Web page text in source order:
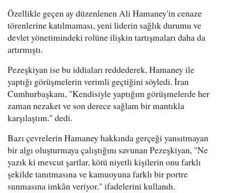
Özellikle geçen ay düzenlenen Ali Hamaney'in cenaze
törenlerine katılmaması, yeni liderin sağlık durumu ve
devlet yönetimindeki rolüne ilişkin tartışmaları daha da
artırmıştı.
Pezeşkiyan ise bu iddiaları reddederek, Hamaney ile
yaptığı görüşmelerin verimli geçtiğini söyledi. İran
Cumhurbaşkanı, "Kendisiyle yaptığım görüşmelerde her
zaman nezaket ve son derece sağlam bir mantıkla
karşılaştım." dedi.
Bazı çevrelerin Hamaney hakkında gerçeği yansıtmayan
bir algı oluşturmaya çalıştığını savunan Pezeşkiyan, "Ne
yazık ki mevcut şartlar, kötü niyetli kişilerin onu farklı
şekilde tanıtmasına ve kamuoyuna farklı bir portre
sunmasına imkân veriyor." ifadelerini kullandı.